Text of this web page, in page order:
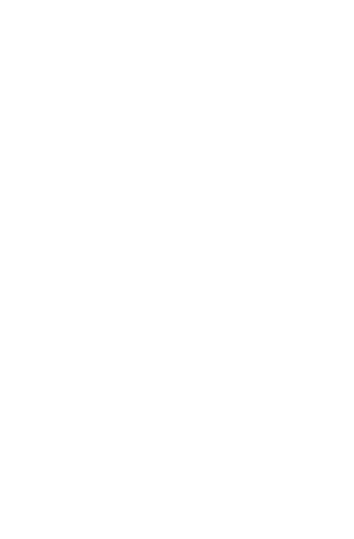
(prípadne za poplatok). O blaho
angličtina. Kreditné karty: Visa a
trezorom (prípadne za poplatok) a TV s
trezorom (prípadne za poplatok) a TV s